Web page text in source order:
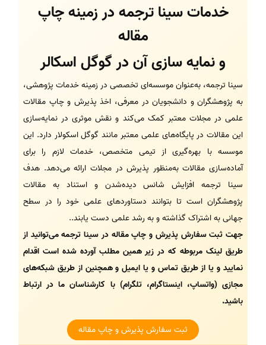
خدمات سینا ترجمه در زمینه چاپ
مقاله
و نمایه سازی آن در گوگل اسکالر
سینا ترجمه، به‌عنوان موسسه‌ای تخصصی در زمینه خدمات پژوهشی،
به پژوهشگران و دانشجویان در معرفی، اخذ پذیرش و چاپ مقالات
علمی در مجلات معتبر کمک می‌کند و نقش موثری در نمایه‌سازی
این مقالات در پایگاه‌های علمی معتبر مانند گوگل اسکولار دارد. این
موسسه با بهره‌گیری از تیمی متخصص، خدمات لازم را برای
آماده‌سازی مقالات به‌منظور پذیرش در مجلات ارائه می‌دهد. هدف
سینا ترجمه افزایش شانس دیده‌شدن و استناد به مقالات
پژوهشگران است تا بتوانند دستاوردهای علمی خود را در سطح
جهانی به اشتراک گذاشته و به رشد علمی دست یابند..
جهت ثبت سفارش پذیرش و چاپ مقاله در سینا ترجمه می‌توانید از
طریق لینک‌ مربوطه که در زیر همین مطلب آورده شده است اقدام
نمایید و یا از طریق تماس و یا ایمیل و همچنین از طریق شبکه‌های
مجازی (واتساپ، اینستاگرام، تلگرام) با کارشناسان ما در ارتباط
باشید.
ثبت سفارش پذیرش و چاپ مقاله